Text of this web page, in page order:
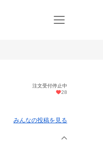
注文受付停止中
28
みんなの投稿を見る